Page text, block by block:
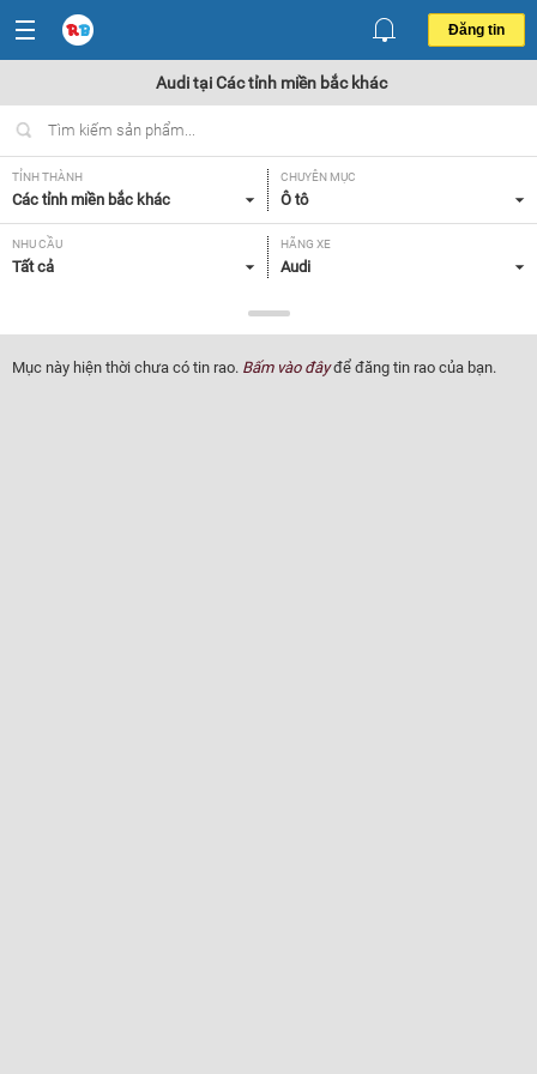
Đăng tin
Audi tại Các tỉnh miền bắc khác
TỈNH THÀNH
Các tỉnh miền bắc khác
CHUYÊN MỤC
Ô tô
NHU CẦU
Tất cả
HÃNG XE
Audi
Tất cả
NĂM SẢN XUẤT
Tất cả
GIÁ XE XUẤT XỨ
Mục này hiện thời chưa có tin rao. Bấm vào đâyđể đăng tin rao của bạn.